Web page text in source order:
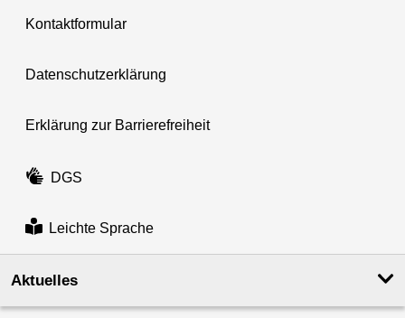
Kontaktformular
Datenschutzerklärung
Erklärung zur Barrierefreiheit
DGS
Leichte Sprache
Aktuelles